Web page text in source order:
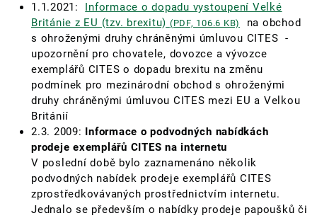
1.1.2021: Informace o dopadu vystoupení Velké
Británie z EU (tzv. brexitu) (PDF, 106.6 KB)
na obchod
s ohroženými druhy chráněnými úmluvou CITES -
upozornění pro chovatele, dovozce a vývozce
exemplářů CITES o dopadu brexitu na změnu
podmínek pro mezinárodní obchod s ohroženými
druhy chráněnými úmluvou CITES mezi EU a Velkou
Británií
2.3. 2009: Informace o podvodných nabídkách
prodeje exemplářů CITES na internetu
V poslední době bylo zaznamenáno několik
podvodných nabídek prodeje exemplářů CITES
zprostředkovávaných prostřednictvím internetu.
Jednalo se především o nabídky prodeje papoušků či